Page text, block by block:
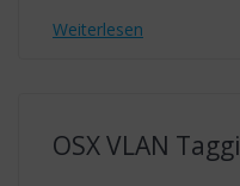
Weiterlesen
OSX VLAN